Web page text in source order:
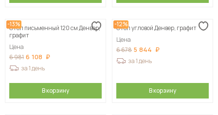
-13%
Стол письменный 120 см Денвер,
графит
Цена
6 981 6 108
за 1 день
В корзину
-12%
Стол угловой Денвер, графит
Цена
6 678 5 844
за 1 день
В корзину